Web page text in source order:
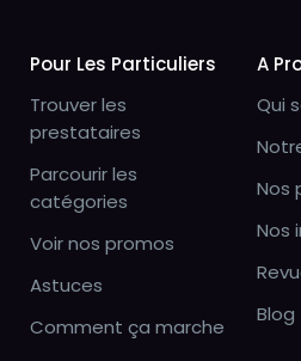
Pour Les Particuliers
Trouver les
prestataires
Parcourir les
catégories
Voir nos promos
Astuces
Comment ça marche
A
Qui
Nos
Nos
Blog